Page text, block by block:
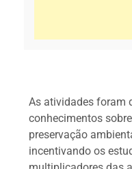
As atividades foram
conhecimentos
preservação
incentivando os